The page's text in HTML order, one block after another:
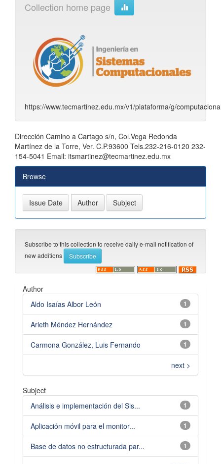
Collection home page
https://www.tecmartinez.edu.mx/v1/plataforma/g/
Dirección Camino a Cartago s/n, Col.Vega Redonda
Martínez de la Torre, Ver. C.P.93600 Tels.232-216-0120 232-
154-5041 Email: itsmartinez@tecmartinez.edu.mx
Browse
Subscribe to this collection to receive daily e-mail notification of
new additions
Author
1
Aldo Isaías Albor León
1
Arleth Méndez Hernández
1
Carmona González, Luis Fernando
next >
Subject
1
Análisis e implementación del Sis...
1
Aplicación móvil para el monitor...
1
Base de datos no estructurada par...